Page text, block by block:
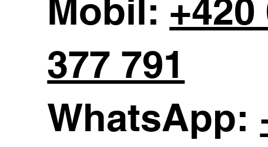
Mobil: +420
377 791
WhatsApp: